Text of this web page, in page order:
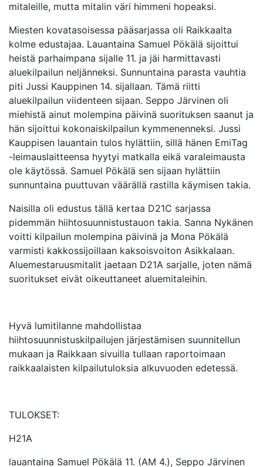
mitaleille, mutta mitalin väri himmeni hopeaksi.
Miesten kovatasoisessa pääsarjassa oli Raikkaalta
kolme edustajaa. Lauantaina Samuel Pökälä sijoittui
heistä parhaimpana sijalle 11. ja jäi harmittavasti
aluekilpailun neljänneksi. Sunnuntaina parasta vauhtia
piti Jussi Kauppinen 14. sijallaan. Tämä riitti
aluekilpailun viidenteen sijaan. Seppo Järvinen oli
miehistä ainut molempina päivinä suorituksen saanut ja
hän sijoittui kokonaiskilpailun kymmenenneksi. Jussi
Kauppisen lauantain tulos hylättiin, sillä hänen EmiTag
-leimauslaitteensa hyytyi matkalla eikä varaleimausta
ole käytössä. Samuel Pökälä sen sijaan hylättiin
sunnuntaina puuttuvan väärällä rastilla käymisen takia.
Naisilla oli edustus tällä kertaa D21C sarjassa
pidemmän hiihtosuunnistustauon takia. Sanna Nykänen
voitti kilpailun molempina päivinä ja Mona Pökälä
varmisti kakkossijoillaan kaksoisvoiton Asikkalaan.
Aluemestaruusmitalit jaetaan D21A sarjalle, joten nämä
suoritukset eivät oikeuttaneet aluemitaleihin.
Hyvä lumitilanne mahdollistaa
hiihtosuunnistuskilpailujen järjestämisen suunnitellun
mukaan ja Raikkaan sivuilla tullaan raportoimaan
raikkaalaisten kilpailutuloksia alkuvuoden edetessä.
TULOKSET:
H21A
lauantaina Samuel Pökälä 11. (AM 4.), Seppo Järvinen